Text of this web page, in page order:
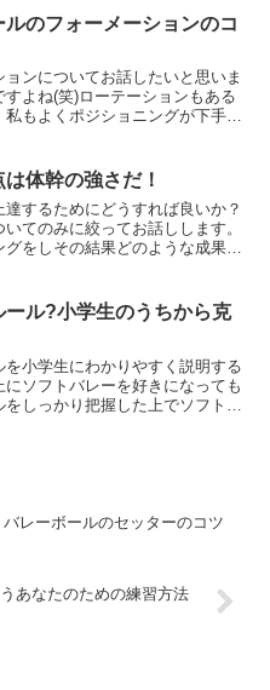
のフォーメーションのコ
ンについてお話したいと思いま
よね(笑)ローテーションもある
もよくポジショニングが下手で
体幹の強さだ！
するためにどうすれば良いか？
てのみに絞ってお話しします。
をしその結果どのような成果を
ル?小学生のうちから克
小学生にわかりやすく説明する
ソフトバレーを好きになっても
しっかり把握した上でソフトバ
レーボールのセッターのコツ
あなたのための練習方法